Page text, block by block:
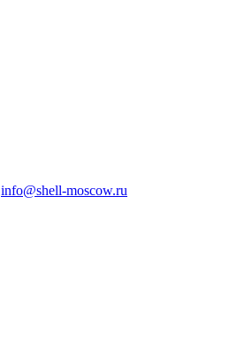
info@shell-moscow.ru